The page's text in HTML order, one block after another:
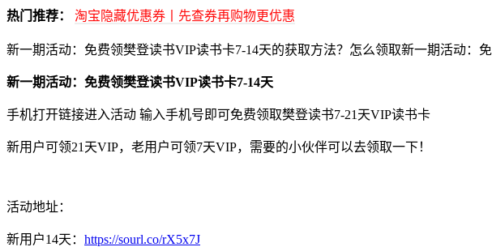
热门推荐： 淘宝隐藏优惠券丨先查券再购物更优惠
新一期活动：免费领樊登读书VIP读书卡7-14天的获取方法？怎么领取新一期活动：
新一期活动：免费领樊登读书VIP读书卡7-14天
手机打开链接进入活动 输入手机号即可免费领取樊登读书7-21天VIP读书卡
新用户可领21天VIP，老用户可领7天VIP，需要的小伙伴可以去领取一下！
活动地址：
新用户14天： https://sourl.co/rX5x7J